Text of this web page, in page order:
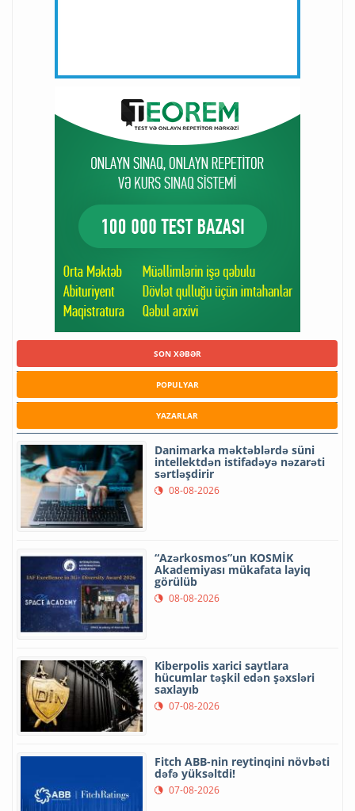
SON XƏBƏR
POPULYAR
YAZARLAR
Danimarka məktəblərdə süni
intellektdən istifadəyə nəzarəti
sərtləşdirir
08-08-2026
“Azərkosmos”un KOSMİK
Akademiyası mükafata layiq
görülüb
08-08-2026
Kiberpolis xarici saytlara
hücumlar təşkil edən şəxsləri
saxlayıb
07-08-2026
Fitch ABB-nin reytinqini növbəti
dəfə yüksəltdi!
07-08-2026